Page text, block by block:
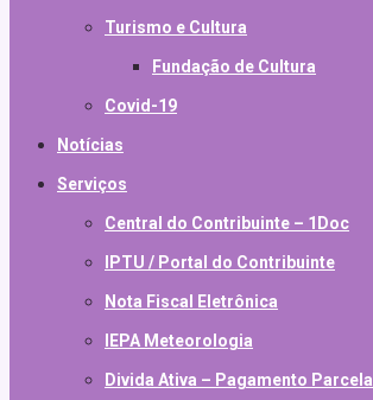
Turismo e Cultura
Fundação de Cultura
Covid-19
Notícias
Serviços
Central do Contribuinte – 1Doc
IPTU / Portal do Contribuinte
Nota Fiscal Eletrônica
IEPA Meteorologia
Divida Ativa – Pagamento